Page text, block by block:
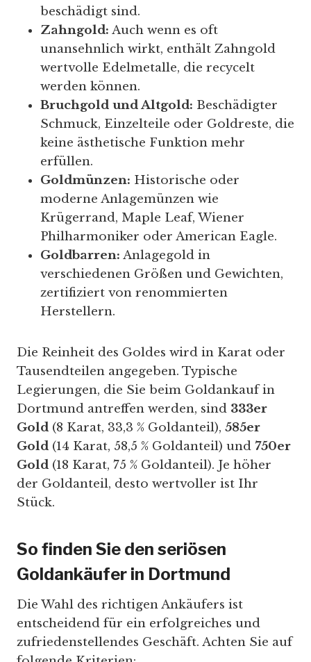
beschädigt sind.
Zahngold: Auch wenn es oft
unansehnlich wirkt, enthält Zahngold
wertvolle Edelmetalle, die recycelt
werden können.
Bruchgold und Altgold: Beschädigter
Schmuck, Einzelteile oder Goldreste, die
keine ästhetische Funktion mehr
erfüllen.
Goldmünzen: Historische oder
moderne Anlagemünzen wie
Krügerrand, Maple Leaf, Wiener
Philharmoniker oder American Eagle.
Goldbarren: Anlagegold in
verschiedenen Größen und Gewichten,
zertifiziert von renommierten
Herstellern.
Die Reinheit des Goldes wird in Karat oder
Tausendteilen angegeben. Typische
Legierungen, die Sie beim Goldankauf in
Dortmund antreffen werden, sind 333er
Gold (8 Karat, 33,3 % Goldanteil), 585er
Gold (14 Karat, 58,5 % Goldanteil) und 750er
Gold (18 Karat, 75 % Goldanteil). Je höher
der Goldanteil, desto wertvoller ist Ihr
Stück.
So finden Sie den seriösen
Goldankäufer in Dortmund
Die Wahl des richtigen Ankäufers ist
entscheidend für ein erfolgreiches und
zufriedenstellendes Geschäft. Achten Sie auf